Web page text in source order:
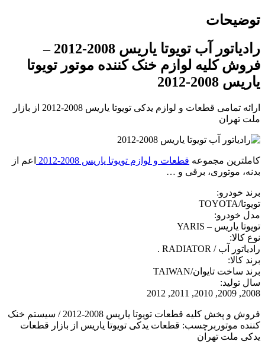
توضیحات
رادیاتور آب تویوتا یاریس 2008-2012 –
فروش کلیه لوازم خنک کننده موتور تویوتا
یاریس 2008-2012
ارائه تمامی قطعات و لوازم یدکی تویوتا یاریس 2008-2012 از بازار
ملت تهران
کاملترین مجموعه قطعات و لوازم تویوتا یاریس 2008-2012
اعم از
بدنه، موتوری، برقی و …
برند خودرو:
تویوتا/TOYOTA
مدل خودرو:
تویوتا یاریس – YARIS
نوع کالا:
رادیاتور آب / RADIATOR .
برند کالا:
برند ساخت تایوان/TAIWAN
سال تولید:
2008, 2009, 2010, 2011, 2012
فروش و پخش کلیه قطعات تویوتا یاریس 2008-2012 / سیستم خنک
کننده موتوربرچسب: قطعات یدکی تویوتا یاریس از بازار قطعات
یدکی ملت تهران